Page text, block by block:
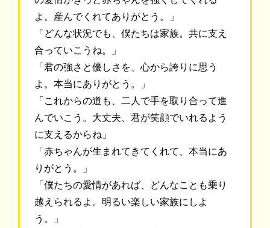
よ。産んでくれてありがとう。」
「どんな状況でも、僕たちは家族。共に支え
合っていこうね。」
「君の強さと優しさを、心から誇りに思う
よ。本当にありがとう。」
「これからの道も、二人で手を取り合って進
んでいこう。大丈夫、君が笑顔でいれるよう
に支えるからね」
「赤ちゃんが生まれてきてくれて、本当にあ
りがとう。」
「僕たちの愛情があれば、どんなことも乗り
越えられるよ。明るい楽しい家族にしよ
う。」